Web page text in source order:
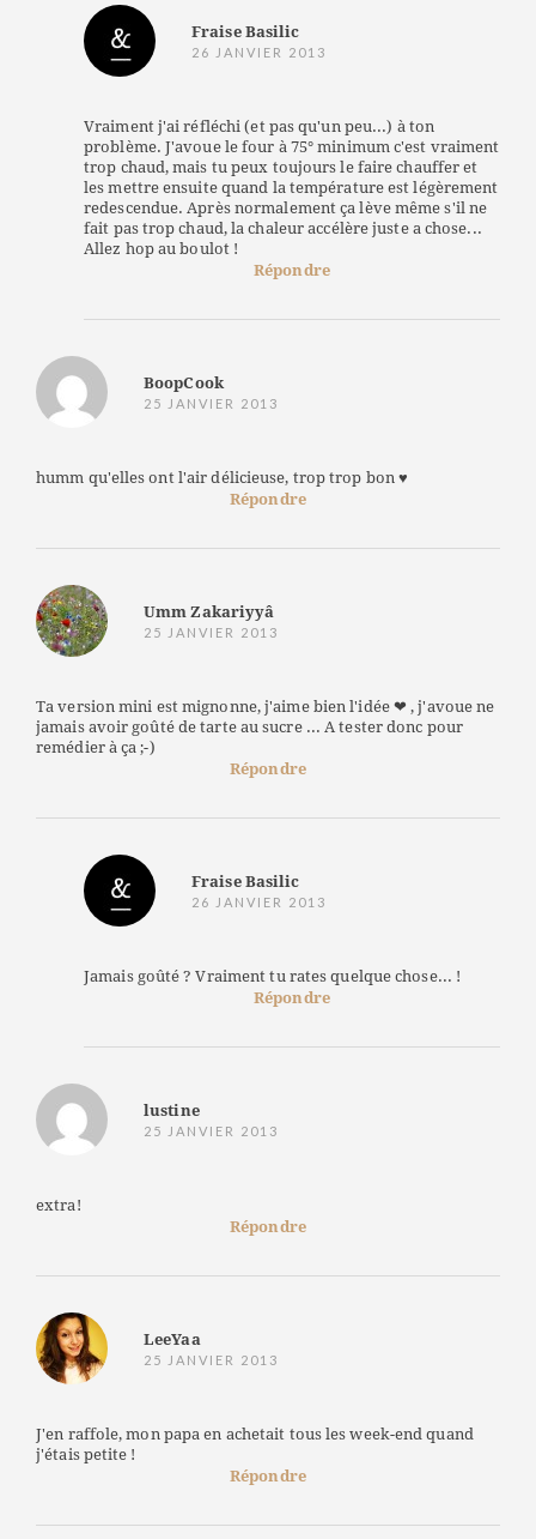
Fraise Basilic
26 JANVIER 2013
Vraiment j'ai réfléchi (et pas qu'un peu...) à ton
problème. J'avoue le four à 75° minimum c'est vraiment
trop chaud, mais tu peux toujours le faire chauffer et
les mettre ensuite quand la température est légèrement
redescendue. Après normalement ça lève même s'il ne
fait pas trop chaud, la chaleur accélère juste a chose...
Allez hop au boulot !
Répondre
BoopCook
25 JANVIER 2013
humm qu'elles ont l'air délicieuse, trop trop bon ♥
Répondre
Umm Zakariyyâ
25 JANVIER 2013
Ta version mini est mignonne, j'aime bien l'idée ❤ , j'avoue ne
jamais avoir goûté de tarte au sucre ... A tester donc pour
remédier à ça ;-)
Répondre
Fraise Basilic
26 JANVIER 2013
Jamais goûté ? Vraiment tu rates quelque chose... !
Répondre
lustine
25 JANVIER 2013
extra!
Répondre
LeeYaa
25 JANVIER 2013
J'en raffole, mon papa en achetait tous les week-end quand
j'étais petite !
Répondre